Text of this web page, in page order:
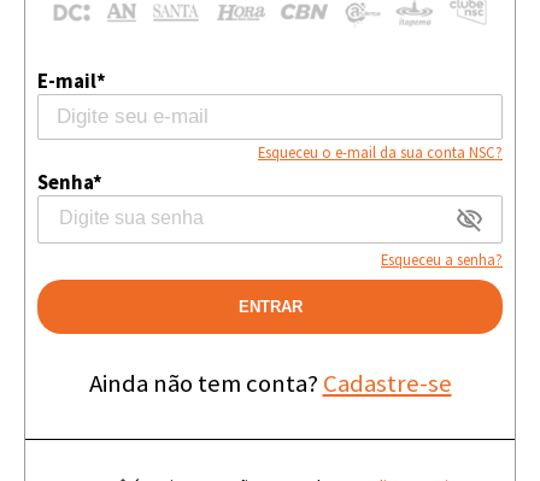
E-mail*
Esqueceu o e-mail da sua conta NSC?
Senha*
Esqueceu a senha?
ENTRAR
Ainda não tem conta? Cadastre-se